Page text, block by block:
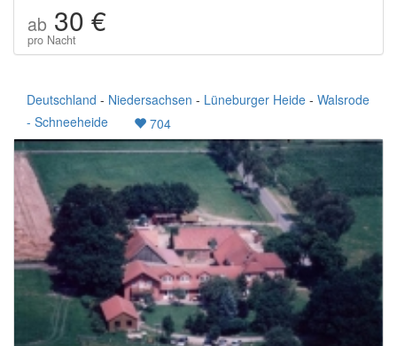
ab 30 €
pro Nacht
Deutschland - Niedersachsen - Lüneburger Heide - Walsrode
- Schneeheide
704